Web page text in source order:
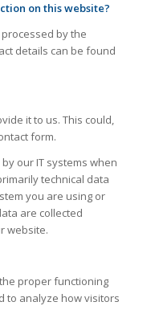
on this website?
by the
details can be found
it to us. This could,
form.
our IT systems when
technical data
you are using or
are collected
website.
proper functioning
to analyze how visitors